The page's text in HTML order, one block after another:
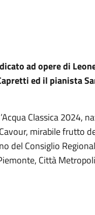
ad opere di
ed il pianista
Classica 2024,
mirabile frutto
del Consiglio
Città